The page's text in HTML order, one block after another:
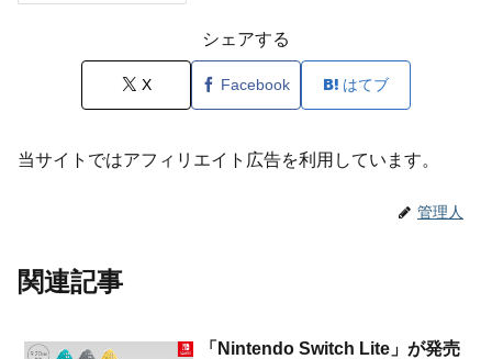
シェアする
X Facebook はてブ
当サイトではアフィリエイト広告を利用しています。
管理人
関連記事
「Nintendo Switch Lite」が発売